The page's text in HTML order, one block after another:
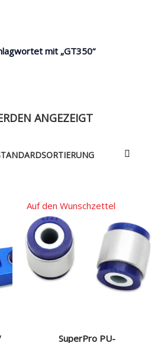
mit „GT350“
ANGEZEIGT
SuperPro PU-
Auf den Wunschzettel